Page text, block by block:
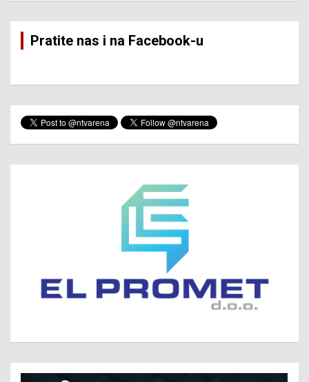
Pratite nas i na Facebook-u